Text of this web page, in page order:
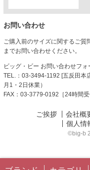
お問い合わせ
ご購入前のサイズに関するご質
までお問い合わせください。
ビッグ・ビー お問い合わせフォ
TEL.：03-3494-1192 [五反田本
月1・2日休業）
FAX：03-3779-0192［24時間受
ご挨拶 会社概
個人情
©big-b